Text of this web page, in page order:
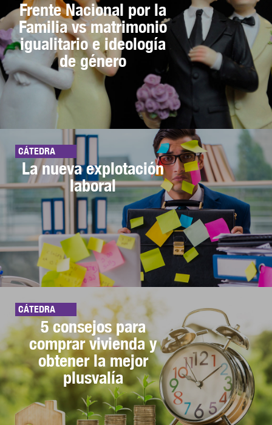
Frente Nacional por la
Familia vs matrimonio
igualitario e ideología
de género
CÁTEDRA
La nueva explotación
laboral
CÁTEDRA
5 consejos para
comprar vivienda y
obtener la mejor
plusvalía